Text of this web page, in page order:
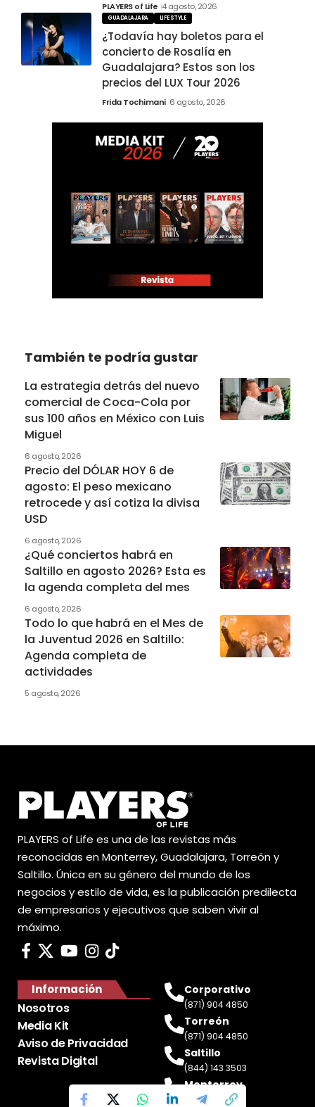
PLAYERS of Life 4 agosto, 2026
GUADALAJARA LIFESTYLE
¿Todavía hay boletos para el
concierto de Rosalía en
Guadalajara? Estos son los
precios del LUX Tour 2026
Frida Tochimani 6 agosto, 2026
También te podría gustar
La estrategia detrás del nuevo
comercial de Coca-Cola por
sus 100 años en México con Luis
Miguel
6 agosto, 2026
Precio del DÓLAR HOY 6 de
agosto: El peso mexicano
retrocede y así cotiza la divisa
USD
6 agosto, 2026
¿Qué conciertos habrá en
Saltillo en agosto 2026? Esta es
la agenda completa del mes
6 agosto, 2026
Todo lo que habrá en el Mes de
la Juventud 2026 en Saltillo:
Agenda completa de
actividades
5 agosto, 2026
PLAYERS of Life es una de las revistas más
reconocidas en Monterrey, Guadalajara, Torreón y
Saltillo. Única en su género del mundo de los
negocios y estilo de vida, es la publicación predilecta
de empresarios y ejecutivos que saben vivir al
máximo.
Información
Nosotros
Media Kit
Aviso de Privacidad
Revista Digital
Corporativo
(871) 904 4850
Torreón
(871) 904 4850
Saltillo
(844) 143 3503
Monterrey
(81) 2188 0412